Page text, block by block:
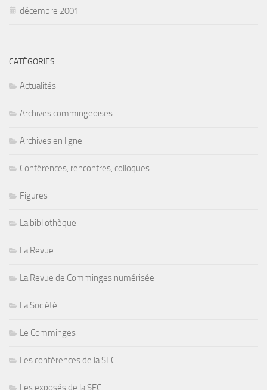
décembre 2001
CATÉGORIES
Actualités
Archives commingeoises
Archives en ligne
Conférences, rencontres, colloques …
Figures
La bibliothèque
La Revue
La Revue de Comminges numérisée
La Société
Le Comminges
Les conférences de la SEC
Les exposés de la SEC